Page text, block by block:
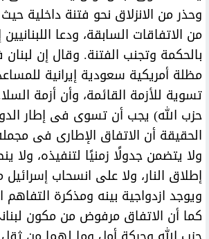
وحذر من الانزلاق نحو فتنة داخلية
من الاتفاقات السابقة، ودعا
بالحكمة وتجنب الفتنة. وقال إن
مظلة أمريكية سعودية إيرانية
تسوية للأزمة القائمة، وأن أزمة
حزب الله) يجب أن تسوى فى إطار
الحقيقة أن الاتفاق الإطارى فى
ولا يتضمن جدولًا زمنيًا لتنفيذه،
إطلاق النار، ولا على انسحاب
ويوجد ازدواجية بينه ومذكرة التفاهم
كما أن الاتفاق مرفوض من مكون